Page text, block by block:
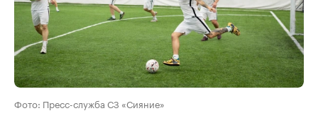
Фото: Пресс-служба СЗ «Сияние»